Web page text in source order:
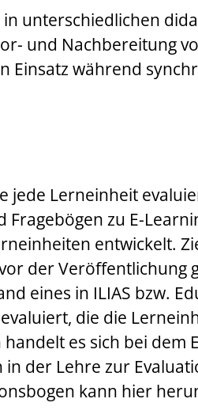
unterschiedlichen
und Nachbereitung
Einsatz während
Lerneinheit
zu E-
entwickelt.
der Veröffentlichung
eines in ILIAS bzw.
die die
es sich bei dem
der Lehre zur
kann hier